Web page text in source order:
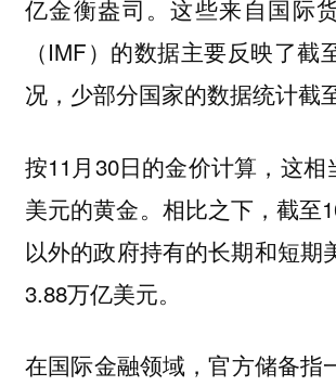
亿金衡盎司。这些来自国际
（IMF）的数据主要反映了截
况，少部分国家的数据统计截
按11月30日的金价计算，这相
美元的黄金。相比之下，截至
以外的政府持有的长期和短期
3.88万亿美元。
在国际金融领域，官方储备指